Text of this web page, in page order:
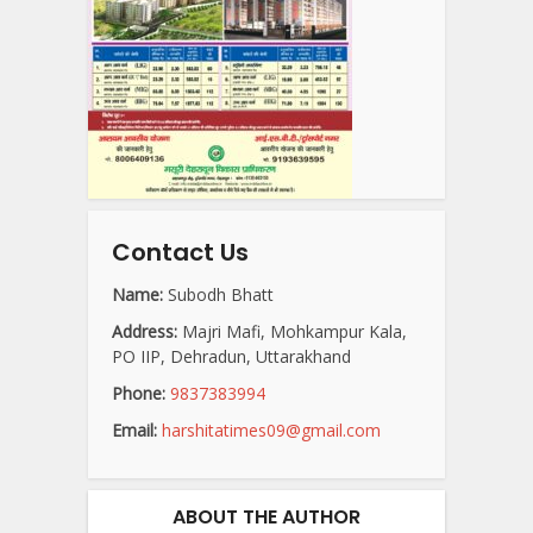
Contact Us
Name: Subodh Bhatt
Address: Majri Mafi, Mohkampur Kala,
PO IIP, Dehradun, Uttarakhand
Phone: 9837383994
Email: harshitatimes09@gmail.com
ABOUT THE AUTHOR